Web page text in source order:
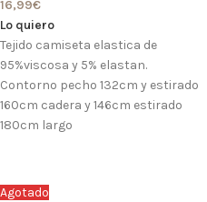
16,99€
Lo quiero
Tejido camiseta elastica de
95%viscosa y 5% elastan.
Contorno pecho 132cm y estirado
160cm cadera y 146cm estirado
180cm largo
Agotado